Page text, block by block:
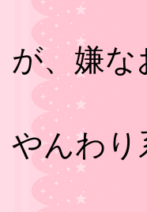
が、嫌
やんわり